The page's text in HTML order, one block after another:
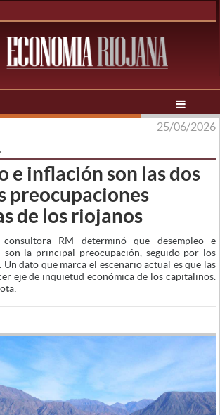
25/06/2026
e inflación son las dos
preocupaciones
de los riojanos
RM determinó que desempleo e
son la principal preocupación, seguido por los
Un dato que marca el escenario actual es que las
eje de inquietud económica de los capitalinos.